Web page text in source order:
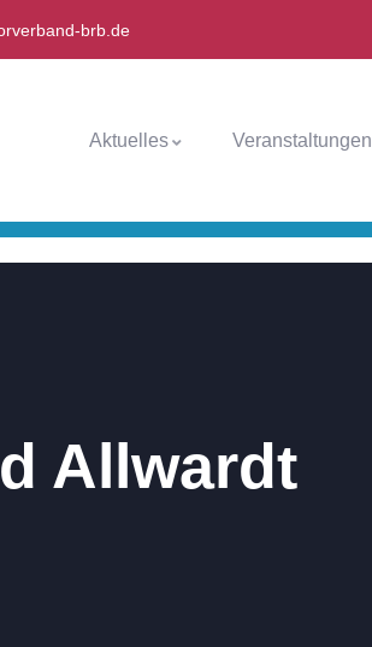
brb.de
Aktuelles Veranstaltungen
Allwardt